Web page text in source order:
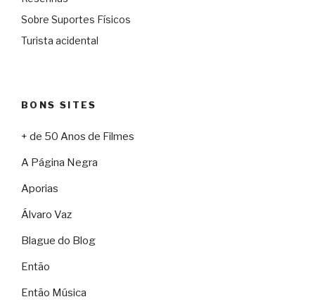
Sobre Suportes Físicos
Turista acidental
BONS SITES
+ de 50 Anos de Filmes
A Página Negra
Aporias
Álvaro Vaz
Blague do Blog
Então
Então Música